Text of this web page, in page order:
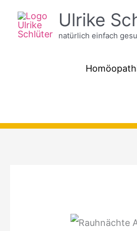
Inhalt
Ulrike
natürlich einfach